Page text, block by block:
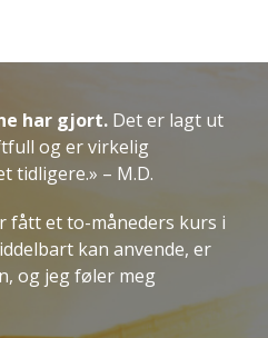
har gjort. Det er lagt ut
og er virkelig
tidligere.» – M.D.
fått et to-måneders kurs i
kan anvende, er
og jeg føler meg